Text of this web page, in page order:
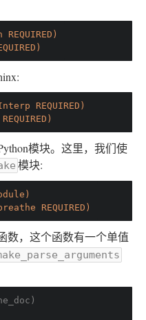
REQUIRED)
REQUIRED)
模块。这里，我们使
模块:
REQUIRED)
数，这个函数有一个单值